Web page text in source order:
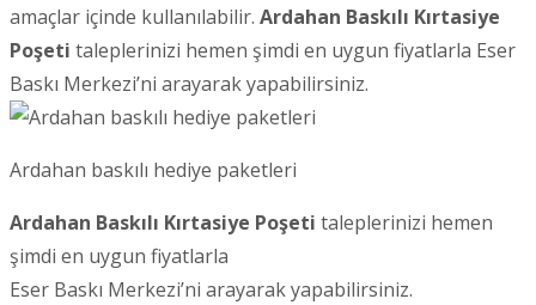
amaçlar içinde kullanılabilir. Ardahan Baskılı Kırtasiye
Poşeti taleplerinizi hemen şimdi en uygun fiyatlarla Eser
Baskı Merkezi’ni arayarak yapabilirsiniz.
Ardahan baskılı hediye paketleri
Ardahan Baskılı Kırtasiye Poşeti taleplerinizi hemen
şimdi en uygun fiyatlarla
Eser Baskı Merkezi’ni arayarak yapabilirsiniz.